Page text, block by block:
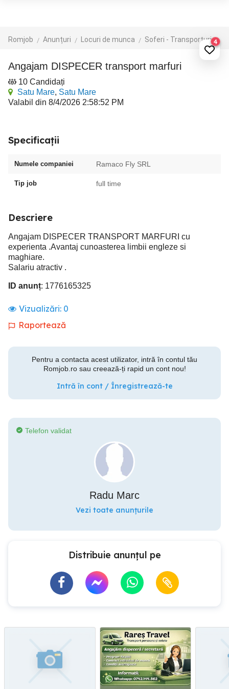
Romjob Anunțuri Locuri de munca Soferi - Transporturi 4
Angajam DISPECER transport marfuri
10 Candidați
Satu Mare, Satu Mare
Valabil din 8/4/2026 2:58:52 PM
Specificații
Numele companiei Ramaco Fly SRL
Tip job full time
Descriere
Angajam DISPECER TRANSPORT MARFURI cu
experienta .Avantaj cunoasterea limbii engleze si
maghiare.
Salariu atractiv .
ID anunț: 1776165325
Vizualizări: 0
Raportează
Pentru a contacta acest utilizator, intră în contul tău
Romjob.ro sau creează-ți rapid un cont nou!
Intră în cont / Înregistrează-te
Telefon validat
Radu Marc
Vezi toate anunțurile
Distribuie anunțul pe